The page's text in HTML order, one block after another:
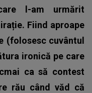
l-am urmărit
Fiind aproape
(folosesc cuvântul
ironică pe care
ca să contest
rău când văd că